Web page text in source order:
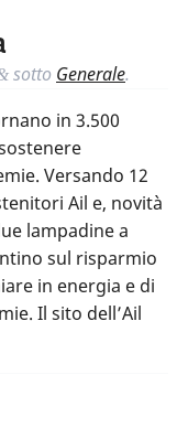
sotto Generale.
in 3.500
Versando 12
Ail e, novità
lampadine a
sul risparmio
in energia e di
Il sito dell’Ail